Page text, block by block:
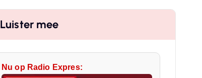
Luister mee
Nu op Radio Expres: